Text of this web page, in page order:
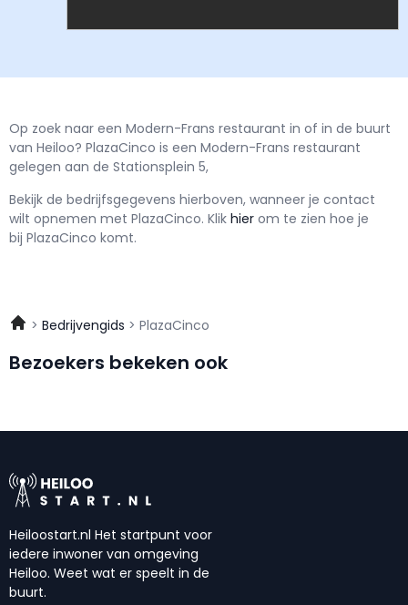
Op zoek naar een Modern-Frans restaurant in of in de buurt
van Heiloo? PlazaCinco is een Modern-Frans restaurant
gelegen aan de Stationsplein 5,
Bekijk de bedrijfsgegevens hierboven, wanneer je contact
wilt opnemen met PlazaCinco. Klik hier om te zien hoe je
bij PlazaCinco komt.
Bedrijvengids PlazaCinco
Bezoekers bekeken ook
Heiloostart.nl Het startpunt voor
iedere inwoner van omgeving
Heiloo. Weet wat er speelt in de
buurt.